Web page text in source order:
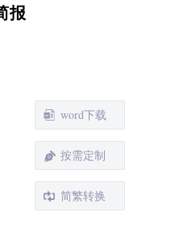
报
word下载
按需定制
简繁转换